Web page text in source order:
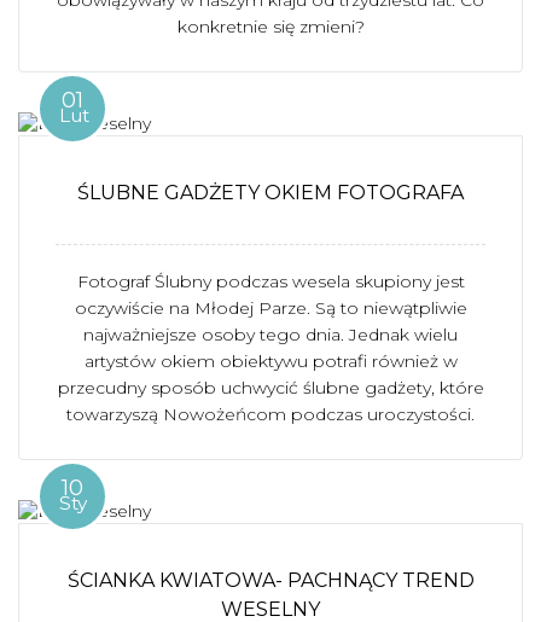
konkretnie się zmieni?
01
Lut
ŚLUBNE GADŻETY OKIEM FOTOGRAFA
Fotograf Ślubny podczas wesela skupiony jest
oczywiście na Młodej Parze. Są to niewątpliwie
najważniejsze osoby tego dnia. Jednak wielu
artystów okiem obiektywu potrafi również w
przecudny sposób uchwycić ślubne gadżety, które
towarzyszą Nowożeńcom podczas uroczystości.
10
Sty
ŚCIANKA KWIATOWA- PACHNĄCY TREND
WESELNY